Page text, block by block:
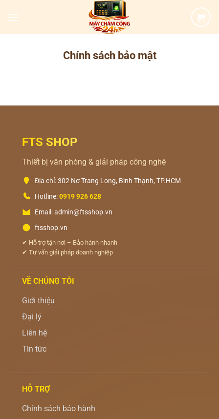
qua
Chính sách bảo mật
FTS SHOP
Thiết bị văn phòng & giải pháp công nghệ
Địa chỉ: 302 Nơ Trang Long, Bình Thạnh, TP.HCM
Hotline:0919 926 628
Email: admin@ftsshop.vn
ftsshop.vn
✔ Hỗ trợ tận nơi – Bảo hành nhanh
✔ Tư vấn giải pháp doanh nghiệp
VỀ CHÚNG TÔI
Giới thiệu
Đại lý
Liên hệ
Tin tức
HỖ TRỢ
Chính sách bảo hành